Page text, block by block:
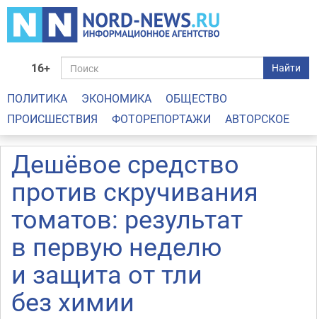
16+ Найти
ПОЛИТИКА ЭКОНОМИКА
ОБЩЕСТВО
ПРОИСШЕСТВИЯ
ФОТОРЕПОРТАЖИ АВТОРСКОЕ
Дешёвое средство
против скручивания
томатов: результат
в первую неделю
и защита от тли
без химии